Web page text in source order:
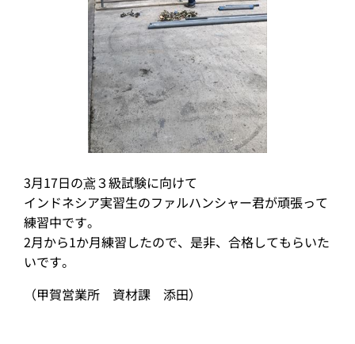
3月17日の鳶３級試験に向けて
インドネシア実習生のファルハンシャー君が頑張って
練習中です。
2月から1か月練習したので、是非、合格してもらいた
いです。
（甲賀営業所 資材課 添田）